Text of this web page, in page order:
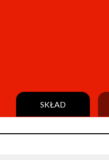
SKŁAD